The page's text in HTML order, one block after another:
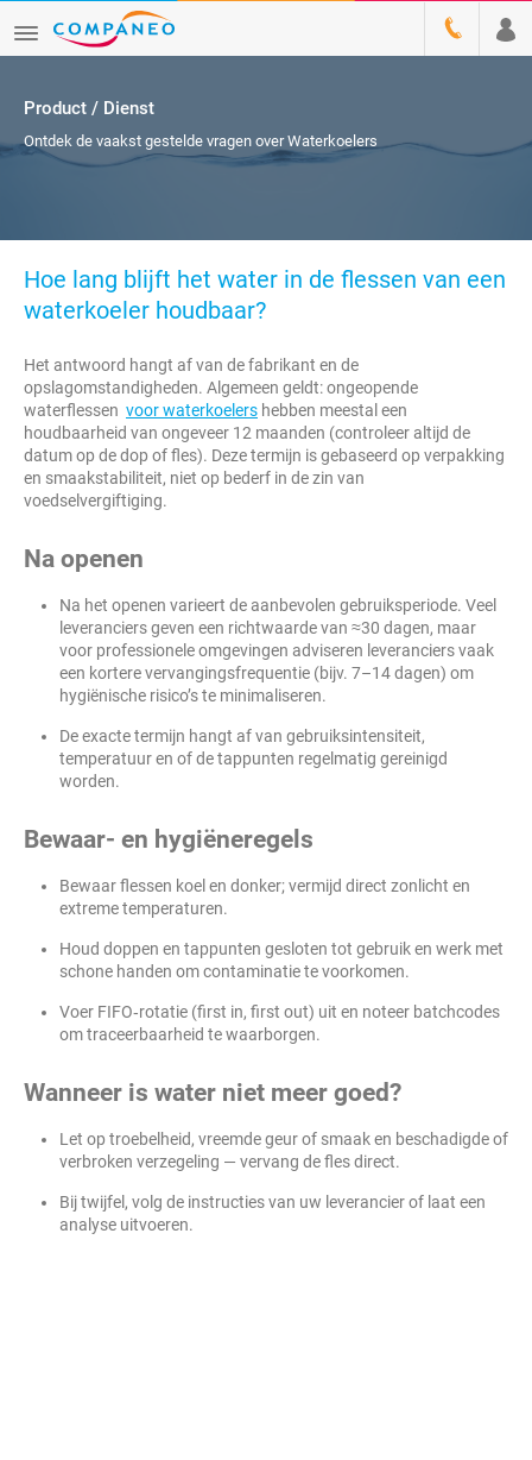
Product / Dienst
Ontdek de vaakst gestelde vragen over Waterkoelers
Hoe lang blijft het water in de flessen van een
waterkoeler houdbaar?
Het antwoord hangt af van de fabrikant en de
opslagomstandigheden. Algemeen geldt: ongeopende
waterflessen voor waterkoelers hebben meestal een
houdbaarheid van ongeveer 12 maanden (controleer altijd de
datum op de dop of fles). Deze termijn is gebaseerd op verpakking
en smaakstabiliteit, niet op bederf in de zin van
voedselvergiftiging.
Na openen
Na het openen varieert de aanbevolen gebruiksperiode. Veel
leveranciers geven een richtwaarde van ≈30 dagen, maar
voor professionele omgevingen adviseren leveranciers vaak
een kortere vervangingsfrequentie (bijv. 7–14 dagen) om
hygiënische risico’s te minimaliseren.
De exacte termijn hangt af van gebruiksintensiteit,
temperatuur en of de tappunten regelmatig gereinigd
worden.
Bewaar- en hygiëneregels
Bewaar flessen koel en donker; vermijd direct zonlicht en
extreme temperaturen.
Houd doppen en tappunten gesloten tot gebruik en werk met
schone handen om contaminatie te voorkomen.
Voer FIFO‑rotatie (first in, first out) uit en noteer batchcodes
om traceerbaarheid te waarborgen.
Wanneer is water niet meer goed?
Let op troebelheid, vreemde geur of smaak en beschadigde of
verbroken verzegeling — vervang de fles direct.
Bij twijfel, volg de instructies van uw leverancier of laat een
analyse uitvoeren.